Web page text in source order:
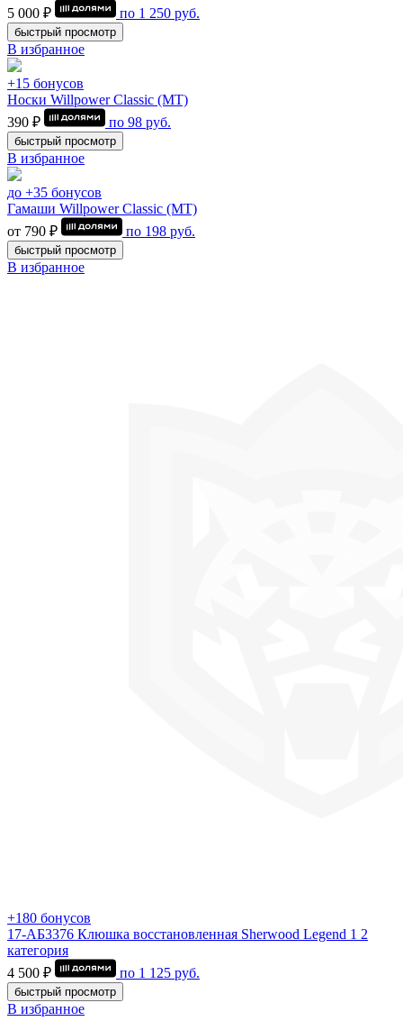
5 000 ₽
по 1 250 руб.
быстрый просмотр
В избранное
+15 бонусов
Носки Willpower Classic (МТ)
390 ₽
по 98 руб.
быстрый просмотр
В избранное
до +35 бонусов
Гамаши Willpower Classic (МТ)
от 790 ₽
по 198 руб.
быстрый просмотр
В избранное
+180 бонусов
17-АБ3376 Клюшка восстановленная Sherwood Legend 1 2
категория
4 500 ₽
по 1 125 руб.
быстрый просмотр
В избранное